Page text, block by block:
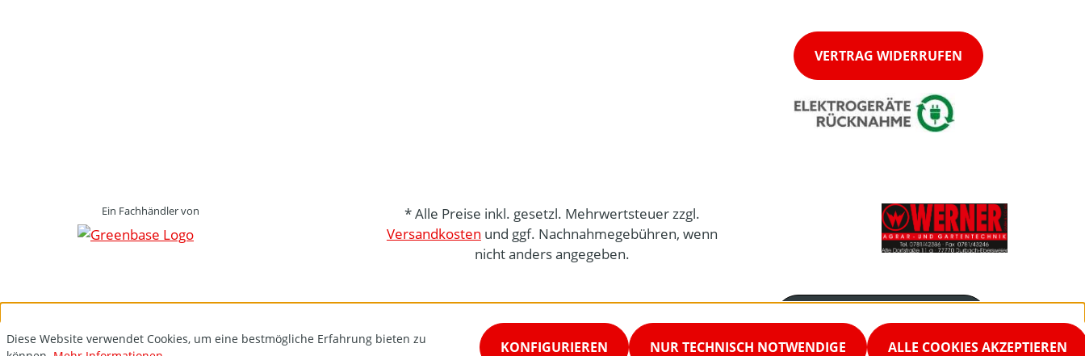
VERTRAG WIDERRUFEN
Ein Fachhändler von
* Alle Preise inkl. gesetzl. Mehrwertsteuer zzgl.
Versandkosten und ggf. Nachnahmegebühren, wenn
nicht anders angegeben.
0781 42386
Diese Website verwendet Cookies, um eine bestmögliche Erfahrung bieten zu
NUR TECHNISCH NOTWENDIGE
KONFIGURIEREN ALLE COOKIES AKZEPTIEREN